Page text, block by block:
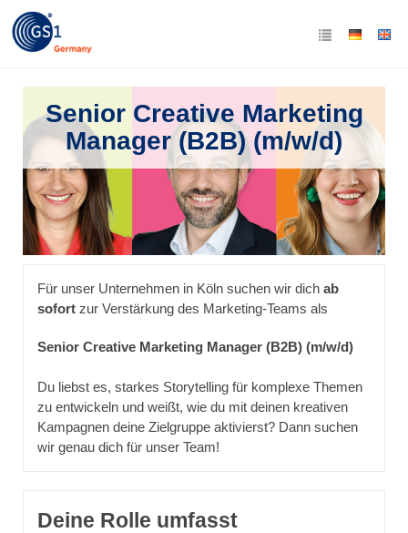
Senior Creative Marketing
Manager (B2B) (m/w/d)
Für unser Unternehmen in Köln suchen wir dich ab
sofort zur Verstärkung des Marketing-Teams als
Senior Creative Marketing Manager (B2B) (m/w/d)
Du liebst es, starkes Storytelling für komplexe Themen
zu entwickeln und weißt, wie du mit deinen kreativen
Kampagnen deine Zielgruppe aktivierst? Dann suchen
wir genau dich für unser Team!
Deine Rolle umfasst